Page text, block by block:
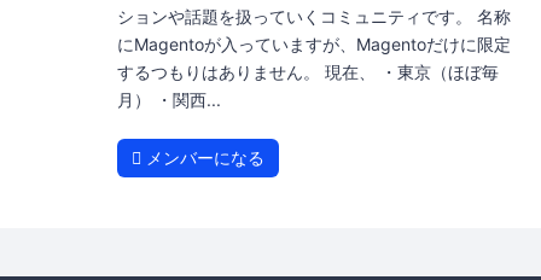
ションや話題を扱っていくコミュニティです。 名称
にMagentoが入っていますが、Magentoだけに限定
するつもりはありません。 現在、 ・東京（ほぼ毎
月） ・関西...
メンバーになる